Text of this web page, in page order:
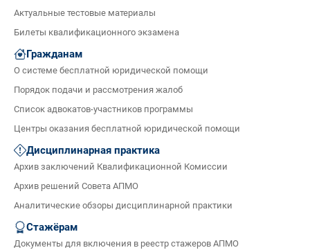
Актуальные тестовые материалы
Билеты квалификационного экзамена
Гражданам
О системе бесплатной юридической помощи
Порядок подачи и рассмотрения жалоб
Список адвокатов-участников программы
Центры оказания бесплатной юридической помощи
Дисциплинарная практика
Архив заключений Квалификационной Комиссии
Архив решений Совета АПМО
Аналитические обзоры дисциплинарной практики
Стажёрам
Документы для включения в реестр стажеров АПМО